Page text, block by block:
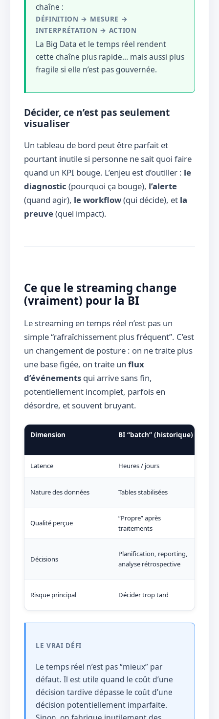
chaîne :
DÉFINITION → MESURE →
INTERPRÉTATION → ACTION
La Big Data et le temps réel rendent
cette chaîne plus rapide… mais aussi plus
fragile si elle n’est pas gouvernée.
Décider, ce n’est pas seulement
visualiser
Un tableau de bord peut être parfait et
pourtant inutile si personne ne sait quoi faire
quand un KPI bouge. L’enjeu est d’outiller : le
diagnostic (pourquoi ça bouge), l’alerte
(quand agir), le workflow(qui décide), et la
preuve(quel impact).
Ce que le streaming change
(vraiment) pour la BI
Le streaming en temps réel n’est pas un
simple “rafraîchissement plus fréquent”. C’est
un changement de posture : on ne traite plus
une base figée, on traite un flux
d’événements qui arrive sans fin,
potentiellement incomplet, parfois en
désordre, et souvent bruyant.
Dimension BI “batch” (historique)
Latence Heures / jours
Nature des données Tables stabilisées
Qualité perçue
”Propre” après
traitements
Décisions
Planification, reporting,
analyse rétrospective
Risque principal Décider trop tard
LE VRAI DÉFI
Le temps réel n’est pas “mieux” par
défaut. Il est utile quand le coût d’une
décision tardive dépasse le coût d’une
décision potentiellement imparfaite.